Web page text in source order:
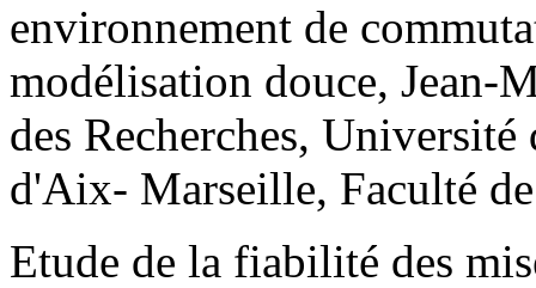
environnement de
modélisation douce,
des Recherches, Université
d'Aix- Marseille, Faculté
Etude de la fiabilité des